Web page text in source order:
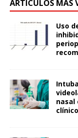
ARTÍCULOS MÁS
Uso
nasal
clínico